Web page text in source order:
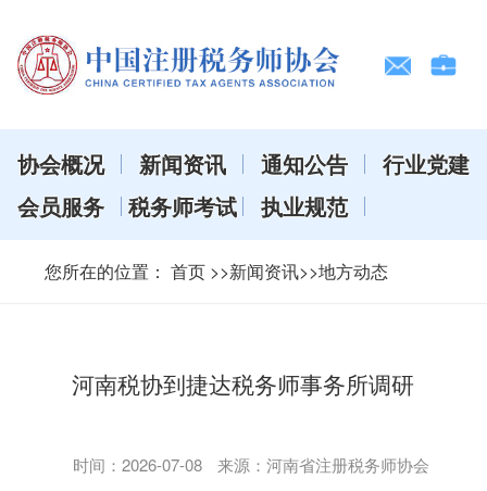
协会概况 新闻资讯 通知公告
行业党建
会员服务
税务师考试 执业规范
您所在的位置： 首页 >>新闻资讯>>地方动态
河南税协到捷达税务师事务所调研
时间： 2026-07-08
来源：河南省注册税务师协会